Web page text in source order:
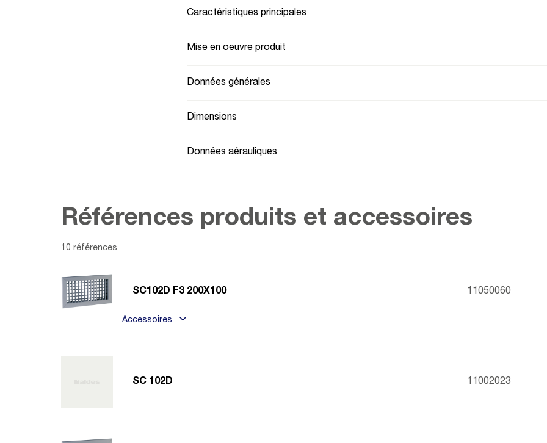
Caractéristiques principales
Mise en oeuvre produit
Données générales
Dimensions
Données aérauliques
Références produits et accessoires
10 références
SC102D F3 200X100 11050060
Accessoires
SC 102D 11002023